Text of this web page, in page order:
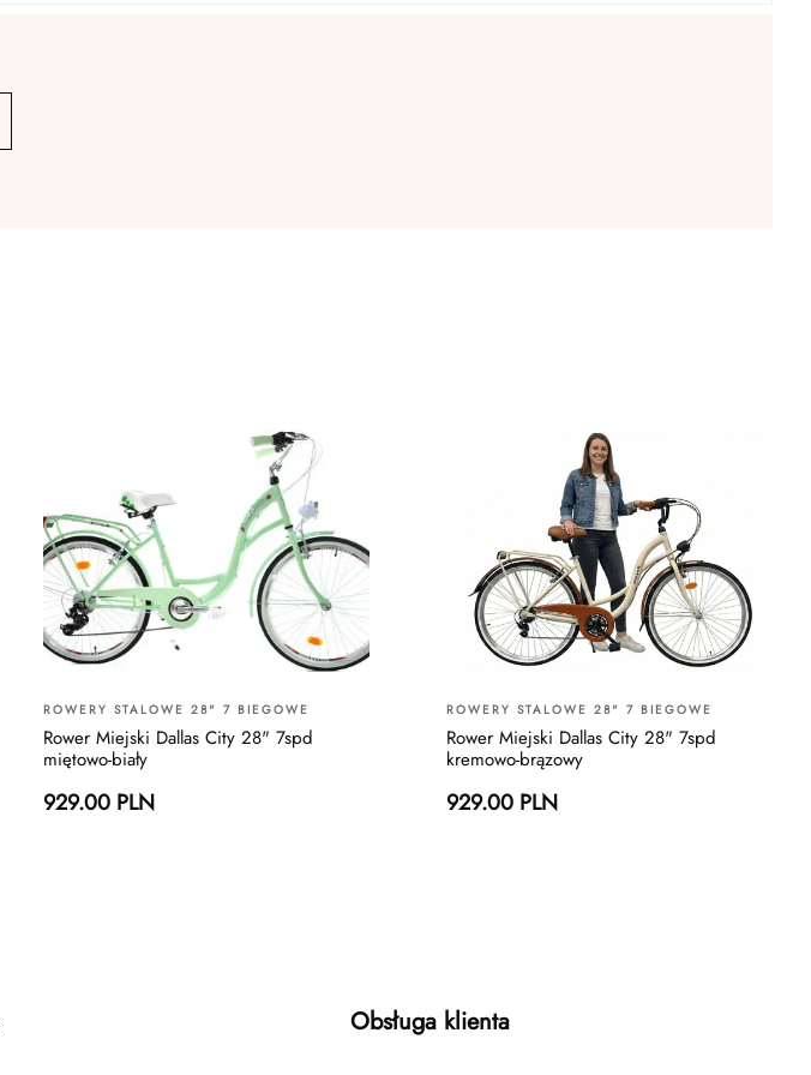
ROWERY STALOWE 28" 7 BIEGOWE
Rower Miejski Dallas City 28" 7spd
miętowo-biały
929.00 PLN
ROWERY STALOWE 28" 7 BIEGOWE
Rower Miejski Dallas City 28" 7spd
kremowo-brązowy
929.00 PLN
Obsługa klienta